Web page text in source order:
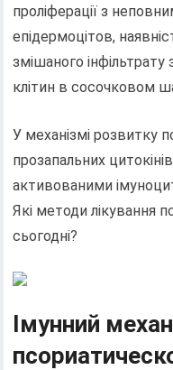
проліферації з
епідермоцітов,
змішаного
клітин в сосочковом
У механізмі розвитку
прозапальних
активованими
Які методи лікування
сьогодні?
Імунний